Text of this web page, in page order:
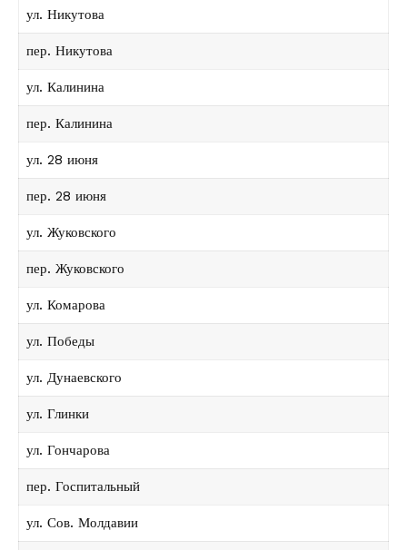
ул. Никутова
пер. Никутова
ул. Калинина
пер. Калинина
ул. 28 июня
пер. 28 июня
ул. Жуковского
пер. Жуковского
ул. Комарова
ул. Победы
ул. Дунаевского
ул. Глинки
ул. Гончарова
пер. Госпитальный
ул. Сов. Молдавии